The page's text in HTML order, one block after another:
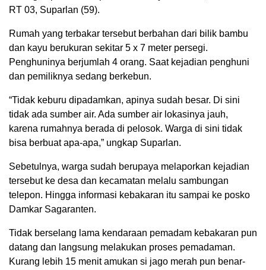
RT 03, Suparlan (59).
Rumah yang terbakar tersebut berbahan dari bilik bambu
dan kayu berukuran sekitar 5 x 7 meter persegi.
Penghuninya berjumlah 4 orang. Saat kejadian penghuni
dan pemiliknya sedang berkebun.
“Tidak keburu dipadamkan, apinya sudah besar. Di sini
tidak ada sumber air. Ada sumber air lokasinya jauh,
karena rumahnya berada di pelosok. Warga di sini tidak
bisa berbuat apa-apa,” ungkap Suparlan.
Sebetulnya, warga sudah berupaya melaporkan kejadian
tersebut ke desa dan kecamatan melalu sambungan
telepon. Hingga informasi kebakaran itu sampai ke posko
Damkar Sagaranten.
Tidak berselang lama kendaraan pemadam kebakaran pun
datang dan langsung melakukan proses pemadaman.
Kurang lebih 15 menit amukan si jago merah pun benar-